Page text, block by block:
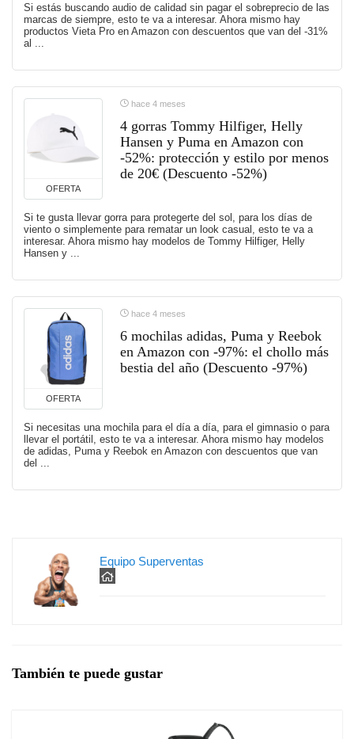
Si estás buscando audio de calidad sin pagar el sobreprecio de las
marcas de siempre, esto te va a interesar. Ahora mismo hay
productos Vieta Pro en Amazon con descuentos que van del -31%
al ...
OFERTA
hace 4 meses
4 gorras Tommy Hilfiger, Helly
Hansen y Puma en Amazon con
-52%: protección y estilo por menos
de 20€ (Descuento -52%)
Si te gusta llevar gorra para protegerte del sol, para los días de
viento o simplemente para rematar un look casual, esto te va a
interesar. Ahora mismo hay modelos de Tommy Hilfiger, Helly
Hansen y ...
OFERTA
hace 4 meses
6 mochilas adidas, Puma y Reebok
en Amazon con -97%: el chollo más
bestia del año (Descuento -97%)
Si necesitas una mochila para el día a día, para el gimnasio o para
llevar el portátil, esto te va a interesar. Ahora mismo hay modelos
de adidas, Puma y Reebok en Amazon con descuentos que van
del ...
Equipo Superventas
También te puede gustar